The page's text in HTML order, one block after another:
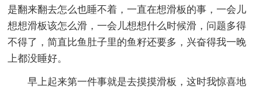
是翻来翻去怎么也睡不着，一直在想滑板的事，一会儿
想想滑板该怎么滑，一会儿想想什么时候滑，问题多得
不得了，简直比鱼肚子里的鱼籽还要多，兴奋得我一晚
上都没睡好。
早上起来第一件事就是去摸摸滑板，这时我惊喜地